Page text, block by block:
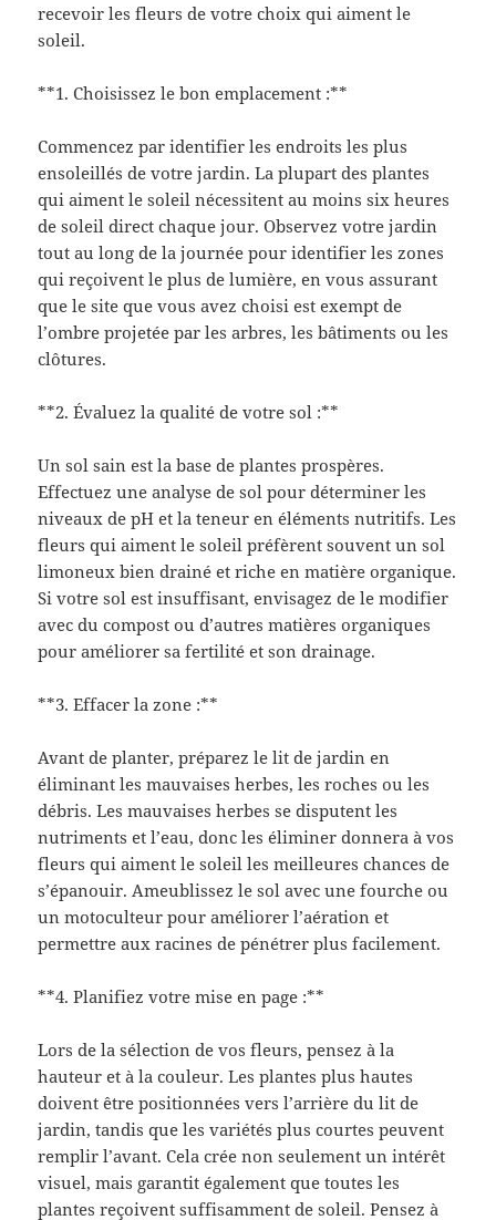
recevoir les fleurs de votre choix qui aiment le
soleil.
**1. Choisissez le bon emplacement :**
Commencez par identifier les endroits les plus
ensoleillés de votre jardin. La plupart des plantes
qui aiment le soleil nécessitent au moins six heures
de soleil direct chaque jour. Observez votre jardin
tout au long de la journée pour identifier les zones
qui reçoivent le plus de lumière, en vous assurant
que le site que vous avez choisi est exempt de
l’ombre projetée par les arbres, les bâtiments ou les
clôtures.
**2. Évaluez la qualité de votre sol :**
Un sol sain est la base de plantes prospères.
Effectuez une analyse de sol pour déterminer les
niveaux de pH et la teneur en éléments nutritifs. Les
fleurs qui aiment le soleil préfèrent souvent un sol
limoneux bien drainé et riche en matière organique.
Si votre sol est insuffisant, envisagez de le modifier
avec du compost ou d’autres matières organiques
pour améliorer sa fertilité et son drainage.
**3. Effacer la zone :**
Avant de planter, préparez le lit de jardin en
éliminant les mauvaises herbes, les roches ou les
débris. Les mauvaises herbes se disputent les
nutriments et l’eau, donc les éliminer donnera à vos
fleurs qui aiment le soleil les meilleures chances de
s’épanouir. Ameublissez le sol avec une fourche ou
un motoculteur pour améliorer l’aération et
permettre aux racines de pénétrer plus facilement.
**4. Planifiez votre mise en page :**
Lors de la sélection de vos fleurs, pensez à la
hauteur et à la couleur. Les plantes plus hautes
doivent être positionnées vers l’arrière du lit de
jardin, tandis que les variétés plus courtes peuvent
remplir l’avant. Cela crée non seulement un intérêt
visuel, mais garantit également que toutes les
plantes reçoivent suffisamment de soleil. Pensez à